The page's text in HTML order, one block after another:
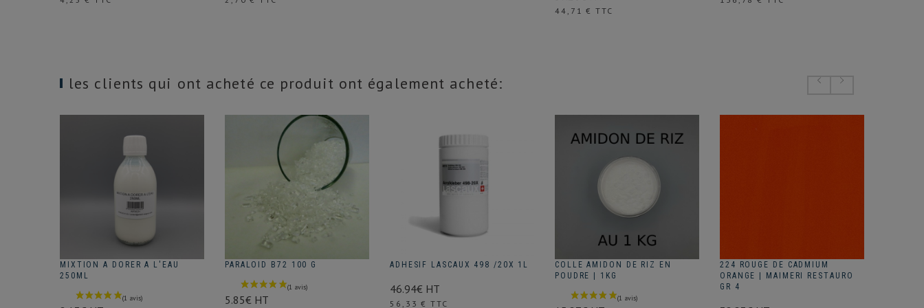
Prix
44,71 € TTC
les clients qui ont acheté ce produit ont également acheté:
MIXTION A DORER A L'EAU
250ML
PARALOID B72 100 G
5.85€ HT
ADHESIF LASCAUX 498 /20X 1L
46.94€ HT
Prix
56,33 € TTC
COLLE AMIDON DE RIZ EN
POUDRE | 1KG
224 ROUGE DE CADMIUM
ORANGE | MAIMERI RESTAURO
GR 4